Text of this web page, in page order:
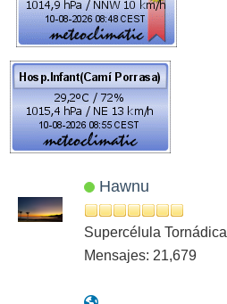
Hawnu
Supercélula Tornádica
Mensajes: 21,679